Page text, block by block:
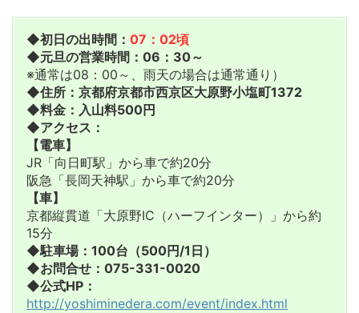
◆初日の出時間： 07：02頃
◆元旦の営業時間：06：30～
※通常は08：00～、雨天の場合は通常通り）
◆住所：京都府京都市西京区大原野小塩町1372
◆料金：入山料500円
◆アクセス：
【電車】
JR「向日町駅」から車で約20分
阪急「長岡天神駅」から車で約20分
【車】
京都縦貫道「大原野IC（ハーフインター）」から約
15分
◆駐車場：100台（500円/1日）
◆お問合せ：075-331-0020
◆公式HP：
http://yoshiminedera.com/event/index.html